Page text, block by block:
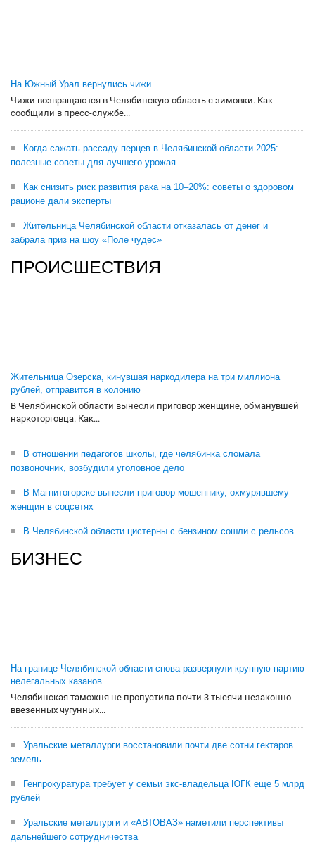
На Южный Урал вернулись чижи
Чижи возвращаются в Челябинскую область с зимовки. Как
сообщили в пресс-службе...
Когда сажать рассаду перцев в Челябинской области-2025:
полезные советы для лучшего урожая
Как снизить риск развития рака на 10–20%: советы о здоровом
рационе дали эксперты
Жительница Челябинской области отказалась от денег и
забрала приз на шоу «Поле чудес»
ПРОИСШЕСТВИЯ
Жительница Озерска, кинувшая наркодилера на три миллиона
рублей, отправится в колонию
В Челябинской области вынесли приговор женщине, обманувшей
наркоторговца. Как...
В отношении педагогов школы, где челябинка сломала
позвоночник, возбудили уголовное дело
В Магнитогорске вынесли приговор мошеннику, охмурявшему
женщин в соцсетях
В Челябинской области цистерны с бензином сошли с рельсов
БИЗНЕС
На границе Челябинской области снова развернули крупную партию
нелегальных казанов
Челябинская таможня не пропустила почти 3 тысячи незаконно
ввезенных чугунных...
Уральские металлурги восстановили почти две сотни гектаров
земель
Генпрокуратура требует у семьи экс-владельца ЮГК еще 5 млрд
рублей
Уральские металлурги и «АВТОВАЗ» наметили перспективы
дальнейшего сотрудничества